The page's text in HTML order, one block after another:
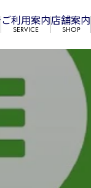
ご利⽤案内
SERVICE
店舗案内
SHOP